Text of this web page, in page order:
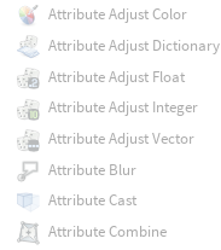
Attribute Adjust Color
Attribute Adjust Dictionary
Attribute Adjust Float
Attribute Adjust Integer
Attribute Adjust Vector
Attribute Blur
Attribute Cast
Attribute Combine